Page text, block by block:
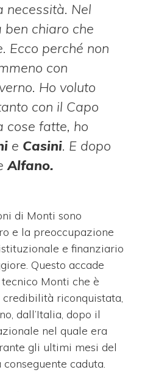
necessità. Nel
ben chiaro che
Ecco perché non
con
Ho voluto
con il Capo
cose fatte, ho
e Casini. E dopo
Alfano.
di Monti sono
e la preoccupazione
e finanziario
Questo accade
Monti che è
riconquistata,
dall’Italia, dopo il
nel quale era
gli ultimi mesi del
caduta.